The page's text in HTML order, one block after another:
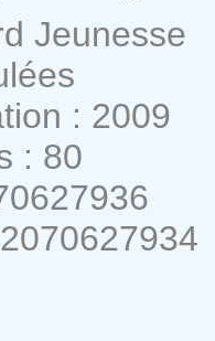
Jeunesse
: 2009
: 80